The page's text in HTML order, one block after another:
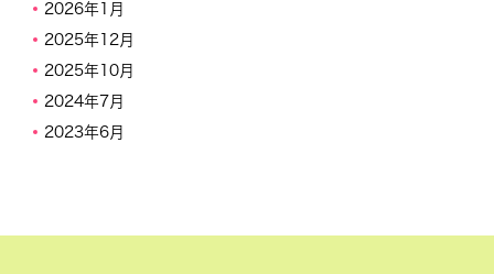
2026年1月
2025年12月
2025年10月
2024年7月
2023年6月